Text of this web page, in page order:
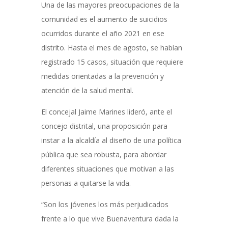
Una de las mayores preocupaciones de la
comunidad es el aumento de suicidios
ocurridos durante el año 2021 en ese
distrito. Hasta el mes de agosto, se habían
registrado 15 casos, situación que requiere
medidas orientadas a la prevención y
atención de la salud mental.
El concejal Jaime Marines lideró, ante el
concejo distrital, una proposición para
instar a la alcaldía al diseño de una política
pública que sea robusta, para abordar
diferentes situaciones que motivan a las
personas a quitarse la vida.
“Son los jóvenes los más perjudicados
frente a lo que vive Buenaventura dada la